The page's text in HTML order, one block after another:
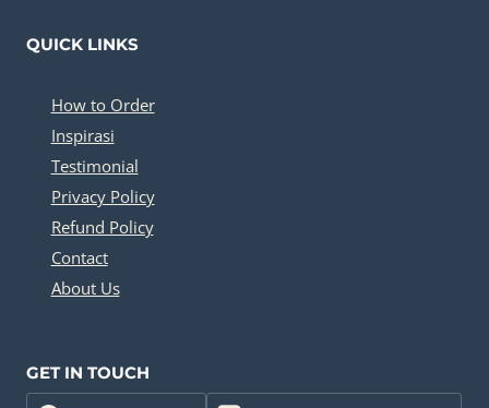
QUICK LINKS
How to Order
Inspirasi
Testimonial
Privacy Policy
Refund Policy
Contact
About Us
GET IN TOUCH